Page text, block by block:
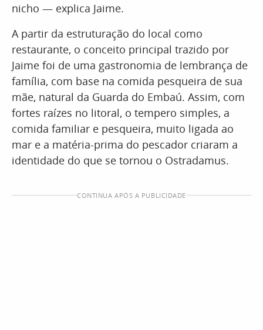
nicho — explica Jaime.
A partir da estruturação do local como
restaurante, o conceito principal trazido por
Jaime foi de uma gastronomia de lembrança de
família, com base na comida pesqueira de sua
mãe, natural da Guarda do Embaú. Assim, com
fortes raízes no litoral, o tempero simples, a
comida familiar e pesqueira, muito ligada ao
mar e a matéria-prima do pescador criaram a
identidade do que se tornou o Ostradamus.
CONTINUA APÓS A PUBLICIDADE